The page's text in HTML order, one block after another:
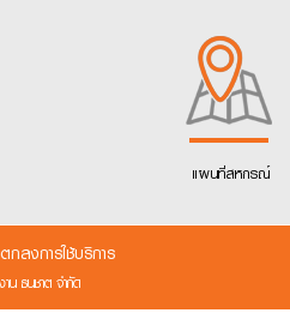
แผนที่สหกรณ์
กลงการใช้บริการ
ธนชาต จำกัด